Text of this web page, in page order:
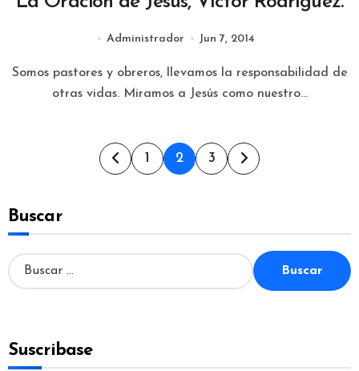
Administrador Jun 7, 2014
Somos pastores y obreros, llevamos la responsabilidad de
otras vidas. Miramos a Jesús como nuestro...
Paginación
entradas
1 2 3
Buscar
B
u
r
:
Suscribase